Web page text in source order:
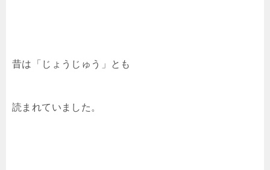
昔は「じょうじゅう」とも
読まれていました。